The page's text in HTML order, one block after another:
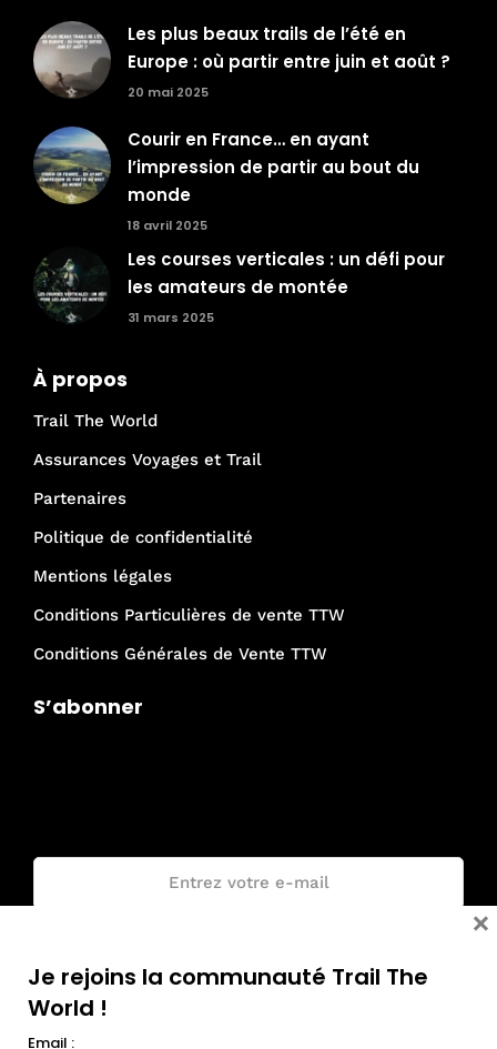
Les plus beaux trails de l’été en
Europe : où partir entre juin et août ?
20 mai 2025
Courir en France… en ayant
l’impression de partir au bout du
monde
18 avril 2025
Les courses verticales : un défi pour
les amateurs de montée
31 mars 2025
À propos
Trail The World
Assurances Voyages et Trail
Partenaires
Politique de confidentialité
Mentions légales
Conditions Particulières de vente TTW
Conditions Générales de Vente TTW
S’abonner
Je rejoins la communauté Trail The
World !
Email :
×